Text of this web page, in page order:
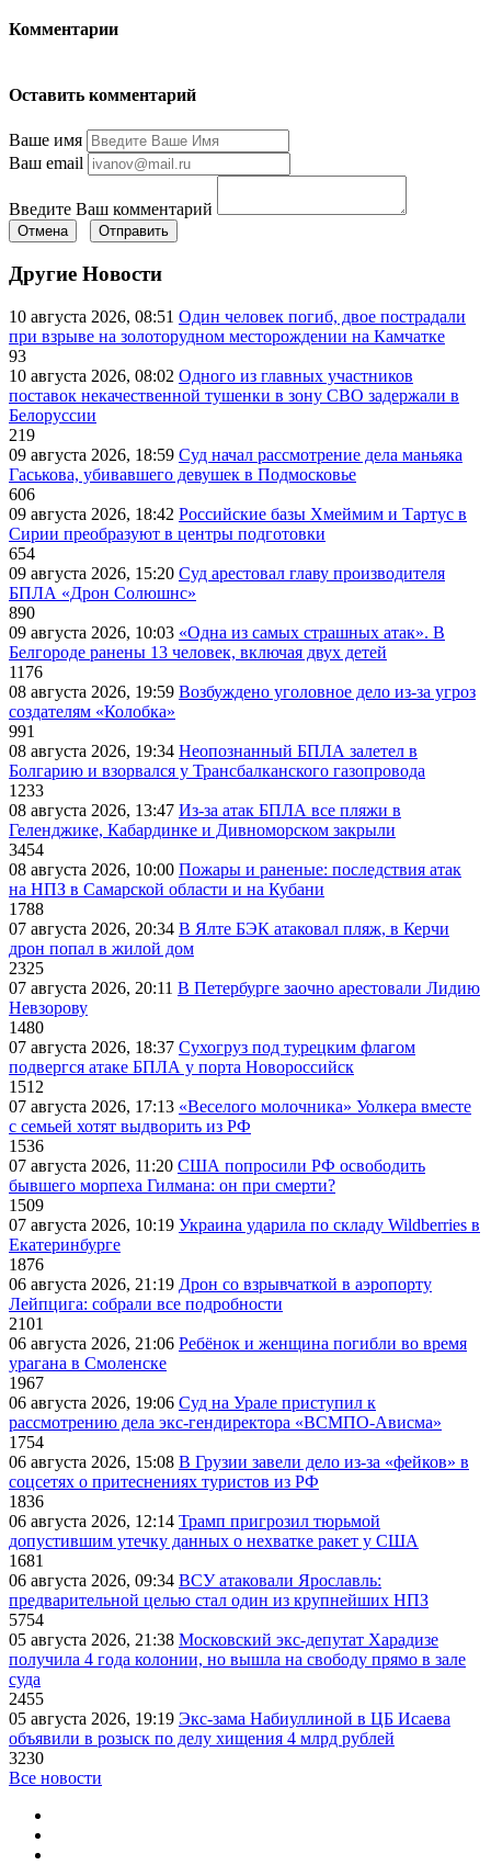
Комментарии
Оставить комментарий
Ваше имя
Ваш email
Введите Ваш комментарий
Отмена Отправить
Другие Новости
10 августа 2026, 08:51 Один человек погиб, двое пострадали
при взрыве на золоторудном месторождении на Камчатке
93
10 августа 2026, 08:02 Одного из главных участников
поставок некачественной тушенки в зону СВО задержали в
Белоруссии
219
09 августа 2026, 18:59 Суд начал рассмотрение дела маньяка
Гаськова, убивавшего девушек в Подмосковье
606
09 августа 2026, 18:42 Российские базы Хмеймим и Тартус в
Сирии преобразуют в центры подготовки
654
09 августа 2026, 15:20 Суд арестовал главу производителя
БПЛА «Дрон Солюшнс»
890
09 августа 2026, 10:03 «Одна из самых страшных атак». В
Белгороде ранены 13 человек, включая двух детей
1176
08 августа 2026, 19:59 Возбуждено уголовное дело из-за угроз
создателям «Колобка»
991
08 августа 2026, 19:34 Неопознанный БПЛА залетел в
Болгарию и взорвался у Трансбалканского газопровода
1233
08 августа 2026, 13:47 Из-за атак БПЛА все пляжи в
Геленджике, Кабардинке и Дивноморском закрыли
3454
08 августа 2026, 10:00 Пожары и раненые: последствия атак
на НПЗ в Самарской области и на Кубани
1788
07 августа 2026, 20:34 В Ялте БЭК атаковал пляж, в Керчи
дрон попал в жилой дом
2325
07 августа 2026, 20:11 В Петербурге заочно арестовали Лидию
Невзорову
1480
07 августа 2026, 18:37 Сухогруз под турецким флагом
подвергся атаке БПЛА у порта Новороссийск
1512
07 августа 2026, 17:13 «Веселого молочника» Уолкера вместе
с семьей хотят выдворить из РФ
1536
07 августа 2026, 11:20 США попросили РФ освободить
бывшего морпеха Гилмана: он при смерти?
1509
07 августа 2026, 10:19 Украина ударила по складу Wildberries в
Екатеринбурге
1876
06 августа 2026, 21:19 Дрон со взрывчаткой в аэропорту
Лейпцига: собрали все подробности
2101
06 августа 2026, 21:06 Ребёнок и женщина погибли во время
урагана в Смоленске
1967
06 августа 2026, 19:06 Суд на Урале приступил к
рассмотрению дела экс-гендиректора «ВСМПО-Ависма»
1754
06 августа 2026, 15:08 В Грузии завели дело из-за «фейков» в
соцсетях о притеснениях туристов из РФ
1836
06 августа 2026, 12:14 Трамп пригрозил тюрьмой
допустившим утечку данных о нехватке ракет у США
1681
06 августа 2026, 09:34 ВСУ атаковали Ярославль:
предварительной целью стал один из крупнейших НПЗ
5754
05 августа 2026, 21:38 Московский экс-депутат Харадизе
получила 4 года колонии, но вышла на свободу прямо в зале
суда
2455
05 августа 2026, 19:19 Экс-зама Набиуллиной в ЦБ Исаева
объявили в розыск по делу хищения 4 млрд рублей
3230
Все новости